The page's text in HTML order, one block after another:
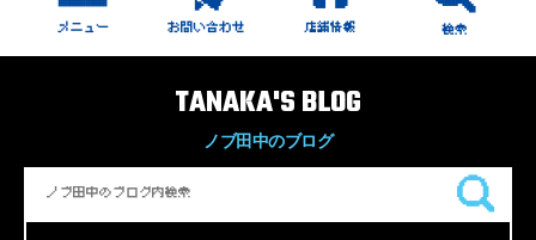
TANAKA'S BLOG
ノブ田中のブログ